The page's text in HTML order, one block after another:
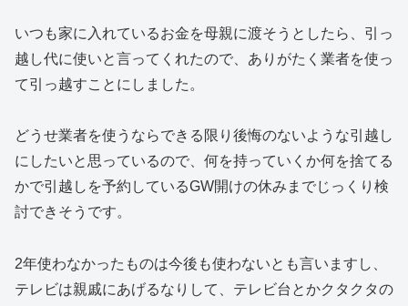
いつも家に入れているお金を母親に渡そうとしたら、引っ
越し代に使いと言ってくれたので、ありがたく業者を使っ
て引っ越すことにしました。
どうせ業者を使うならできる限り後悔のないような引越し
にしたいと思っているので、何を持っていくか何を捨てる
かで引越しを予約しているGW開けの休みまでじっくり検
討できそうです。
2年使わなかったものは今後も使わないとも言いますし、
テレビは親戚にあげるなりして、テレビ台とかクタクタの